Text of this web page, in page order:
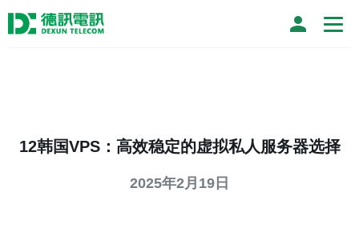
12韩国VPS：高效稳定的虚拟私人服务器选择
2025年2月19日